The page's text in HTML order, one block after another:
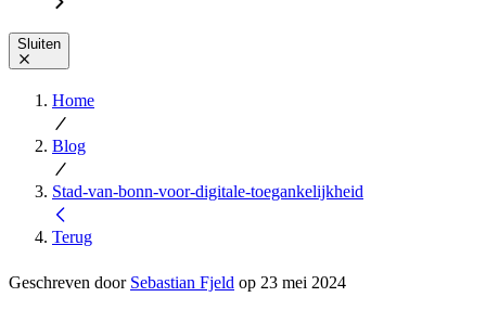
Sluiten
Home
Blog
Stad-van-bonn-voor-digitale-toegankelijkheid
Terug
Geschreven door Sebastian Fjeld op 23 mei 2024